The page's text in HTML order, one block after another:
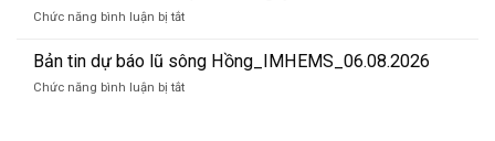
07h
07/8/2026
báo
quét
01h
Chức năng bình luận bị tắtở
tin
báo
Bản tin dự báo lũ sông Hồng_IMHEMS_06.08.2026
Chức năng bình luận bị tắtở